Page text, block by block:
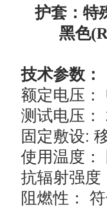
护套：特
黑色
技术参数：
额定电压：
测试电压：
固定敷设:
使用温度
抗辐射强度
阻燃性：